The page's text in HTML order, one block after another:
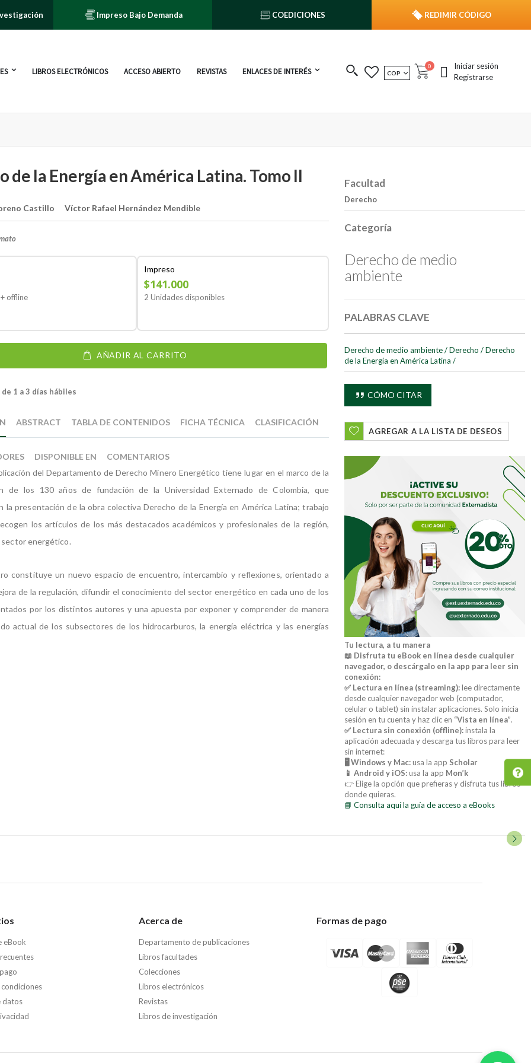
Impreso Bajo Demanda COEDICIONES REDIMIR CÓDIGO
LIBROS ELECTRÓNICOS ACCESO ABIERTO REVISTAS ENLACES DE INTERÉS MONEDA
COP Cart
0 publicacionesIniciar sesión
Registrarse
de la Energía en América Latina. Tomo II
Castillo
Víctor Rafael Hernández Mendible
offline
Impreso
$141.000
2 Unidades disponibles
AÑADIR AL CARRITO
1 a 3 días hábiles
del Departamento de Derecho Minero Energético tiene lugar en el marco de la
de los 130 años de fundación de la Universidad Externado de Colombia, que
la presentación de la obra colectiva Derecho de la Energía en América Latina; trabajo
los artículos de los más destacados académicos y profesionales de la región,
energético.
constituye un nuevo espacio de encuentro, intercambio y reflexiones, orientado a
de la regulación, difundir el conocimiento del sector energético en cada uno de los
por los distintos autores y una apuesta por exponer y comprender de manera
actual de los subsectores de los hidrocarburos, la energía eléctrica y las energías
ABSTRACT TABLA DE CONTENIDOS FICHA TÉCNICA CLASIFICACIÓN
DISPONIBLE EN COMENTARIOS
Facultad
Derecho
Categoría
Derecho de medio
ambiente
PALABRAS CLAVE
Derecho de medio ambiente / Derecho / Derecho
de la Energía en América Latina /
CÓMO CITAR
AGREGAR A LA LISTA DE DESEOS
Tu lectura, a tu manera
📖 Disfruta tu eBook en línea desde cualquier
navegador, o descárgalo en la app para leer sin
conexión:
✅ Lectura en línea (streaming):lee directamente
desde cualquier navegador web (computador,
celular o tablet) sin instalar aplicaciones. Solo inicia
sesión en tu cuenta y haz clic en “Vista en línea”.
✅ Lectura sin conexión (offline):instala la
aplicación adecuada y descarga tus libros para leer
sin internet:
🖥️ Windows y Mac:usa la app Scholar
📱 Android y iOS:usa la app Mon’k
👉 Elige la opción que prefieras y disfruta tus libros
donde quieras.
📘 Consulta aquí la guía de acceso a eBooks
eBook
datos
Acerca de
Departamento de publicaciones
Libros facultades
Colecciones
Libros electrónicos
Revistas
Libros de investigación
Formas de pago